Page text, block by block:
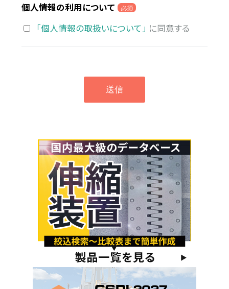
個人情報の利用について 必須
「個人情報の取扱いについて」 に同意する